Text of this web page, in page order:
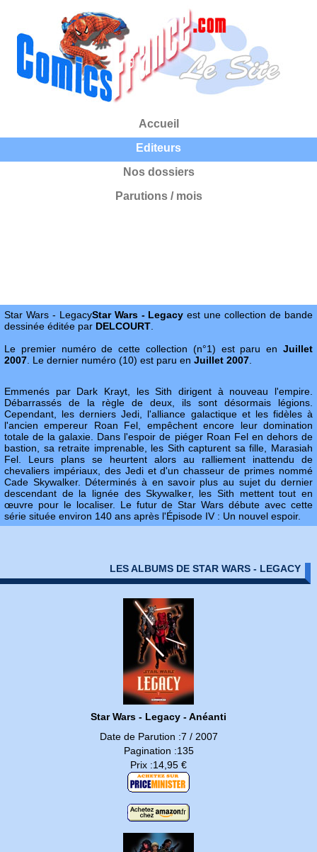
Accueil
Editeurs
Nos dossiers
Parutions / mois
Star Wars - LegacyStar Wars - Legacy est une collection de bande
dessinée éditée par DELCOURT
Le premier numéro de cette collection (n°1) est paru en Juillet
2007 . Le dernier numéro (10) est paru en Juillet 2007
Emmenés par Dark Krayt, les Sith dirigent à nouveau l'empire.
Débarrassés de la règle de deux, ils sont désormais légions.
Cependant, les derniers Jedi, l'alliance galactique et les fidèles à
l'ancien empereur Roan Fel, empêchent encore leur domination
totale de la galaxie. Dans l'espoir de piéger Roan Fel en dehors de
bastion, sa retraite imprenable, les Sith capturent sa fille, Marasiah
Fel. Leurs plans se heurtent alors au ralliement inattendu de
chevaliers impériaux, des Jedi et d'un chasseur de primes nommé
Cade Skywalker. Déterminés à en savoir plus au sujet du dernier
descendant de la lignée des Skywalker, les Sith mettent tout en
œuvre pour le localiser. Le futur de Star Wars débute avec cette
série située environ 140 ans après l'Épisode IV : Un nouvel espoir.
LES ALBUMS DE STAR WARS - LEGACY
Star Wars - Legacy - Anéanti
Date de Parution :7 / 2007
Pagination :135
Prix :14,95 €